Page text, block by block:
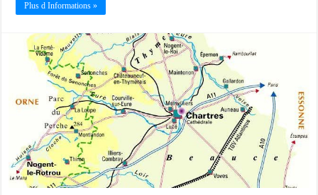
Plus d Informations »